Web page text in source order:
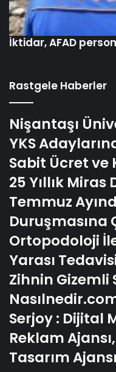
İktidar, AFAD
Rastgele Haberler
Nişantaşı
YKS
Sabit Ücret ve
25 Yıllık
Temmuz
Duruşmasına
Ortopodoloji
Yarası
Zihnin Gizemli
Serjoy : Dijital
Reklam
Tasarım Ajansı